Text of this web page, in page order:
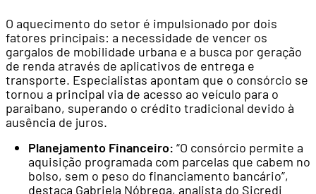
O aquecimento do setor é impulsionado por dois
fatores principais: a necessidade de vencer os
gargalos de mobilidade urbana e a busca por geração
de renda através de aplicativos de entrega e
transporte. Especialistas apontam que o consórcio se
tornou a principal via de acesso ao veículo para o
paraibano, superando o crédito tradicional devido à
ausência de juros.
Planejamento Financeiro: “O consórcio permite a
aquisição programada com parcelas que cabem no
bolso, sem o peso do financiamento bancário”,
destaca Gabriela Nóbrega, analista do Sicredi